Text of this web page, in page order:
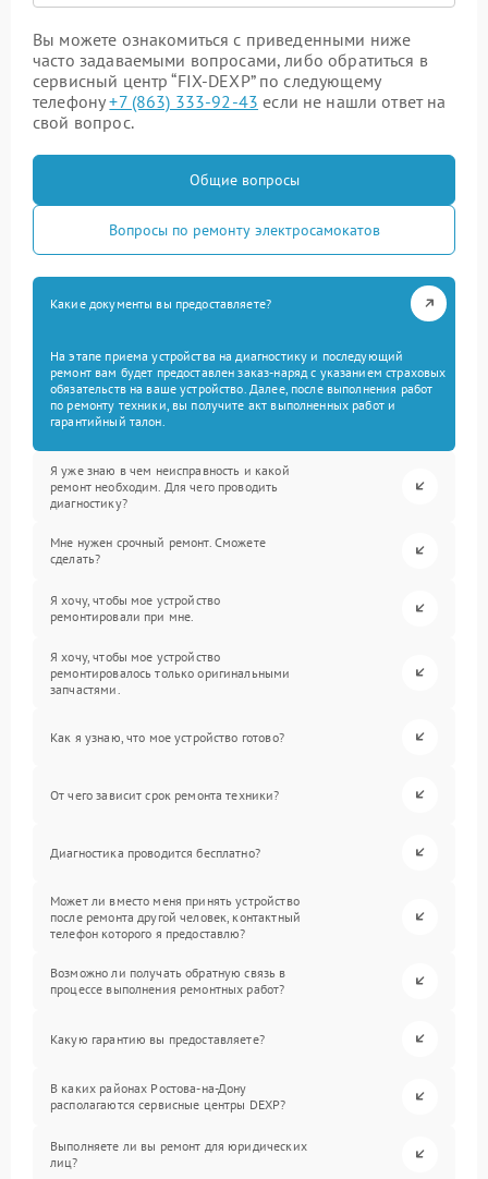
Вы можете ознакомиться с приведенными ниже
часто задаваемыми вопросами, либо обратиться в
сервисный центр “FIX-DEXP” по следующему
телефону+7 (863) 333-92-43 если не нашли ответ на
свой вопрос.
Общие вопросы
Вопросы по ремонту электросамокатов
Какие документы вы предоставляете?
На этапе приема устройства на диагностику и последующий
ремонт вам будет предоставлен заказ-наряд с указанием страховых
обязательств на ваше устройство. Далее, после выполнения работ
по ремонту техники, вы получите акт выполненных работ и
гарантийный талон.
Я уже знаю в чем неисправность и какой
ремонт необходим. Для чего проводить
диагностику?
Мне нужен срочный ремонт. Сможете
сделать?
Я хочу, чтобы мое устройство
ремонтировали при мне.
Я хочу, чтобы мое устройство
ремонтировалось только оригинальными
запчастями.
Как я узнаю, что мое устройство готово?
От чего зависит срок ремонта техники?
Диагностика проводится бесплатно?
Может ли вместо меня принять устройство
после ремонта другой человек, контактный
телефон которого я предоставлю?
Возможно ли получать обратную связь в
процессе выполнения ремонтных работ?
Какую гарантию вы предоставляете?
В каких районах Ростова-на-Дону
располагаются сервисные центры DEXP?
Выполняете ли вы ремонт для юридических
лиц?